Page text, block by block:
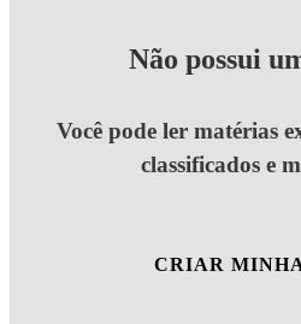
Não possui
Você pode ler matérias
classificados e
CRIAR